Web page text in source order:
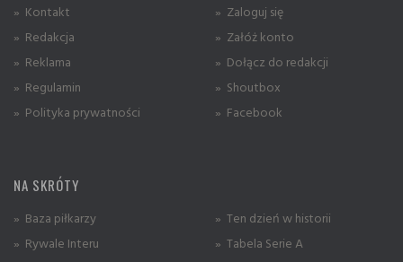
» Kontakt
» Redakcja
» Reklama
» Regulamin
» Polityka prywatności
» Zaloguj się
» Załóż konto
» Dołącz do redakcji
» Shoutbox
» Facebook
NA SKRÓTY
» Baza piłkarzy
» Rywale Interu
» Ten dzień w historii
» Tabela Serie A